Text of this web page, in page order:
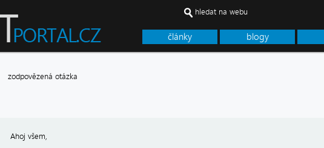
články blogy
hledat na webu
zodpovězená otázka
Ahoj všem,